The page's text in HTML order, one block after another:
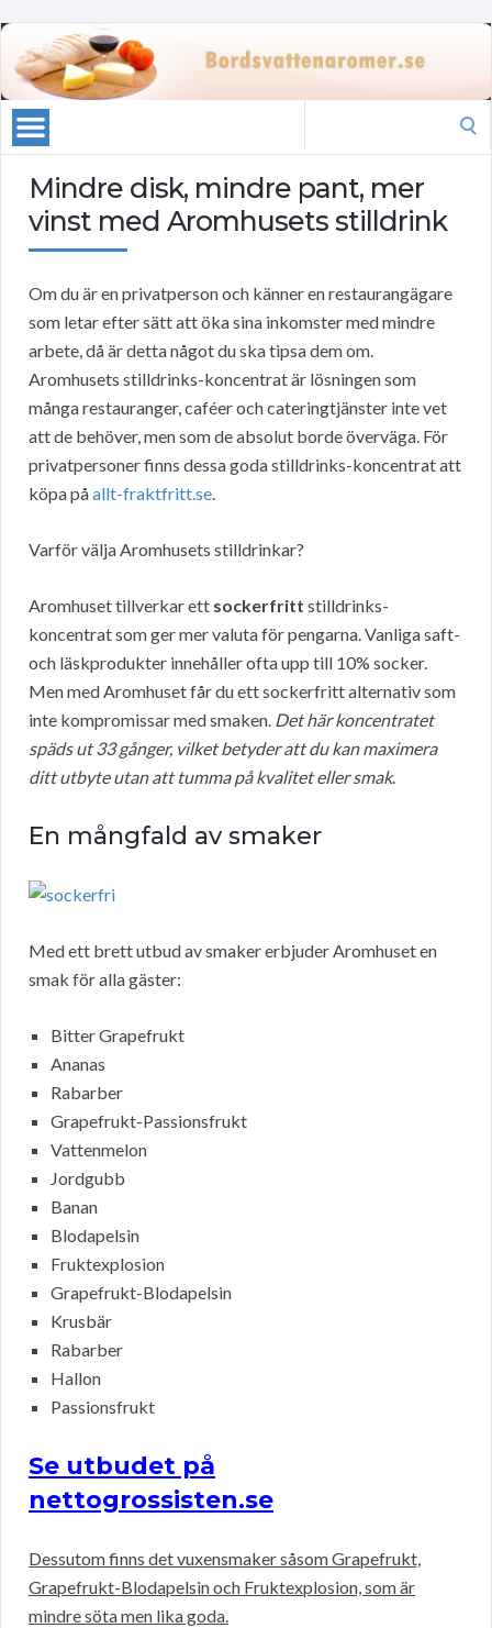
Mindre disk, mindre pant, mer
vinst med Aromhusets stilldrink
Om du är en privatperson och känner en restaurangägare
som letar efter sätt att öka sina inkomster med mindre
arbete, då är detta något du ska tipsa dem om.
Aromhusets stilldrinks-koncentrat är lösningen som
många restauranger, caféer och cateringtjänster inte vet
att de behöver, men som de absolut borde överväga. För
privatpersoner finns dessa goda stilldrinks-koncentrat att
köpa påallt-fraktfritt.se.
Varför välja Aromhusets stilldrinkar?
Aromhuset tillverkar ett sockerfritt stilldrinks-
koncentrat som ger mer valuta för pengarna. Vanliga saft-
och läskprodukter innehåller ofta upp till 10% socker.
Men med Aromhuset får du ett sockerfritt alternativ som
inte kompromissar med smaken. Det här koncentratet
späds ut 33 gånger, vilket betyder att du kan maximera
ditt utbyte utan att tumma på kvalitet eller smak.
En mångfald av smaker
Med ett brett utbud av smaker erbjuder Aromhuset en
smak för alla gäster:
Bitter Grapefrukt
Ananas
Rabarber
Grapefrukt-Passionsfrukt
Vattenmelon
Jordgubb
Banan
Blodapelsin
Fruktexplosion
Grapefrukt-Blodapelsin
Krusbär
Rabarber
Hallon
Passionsfrukt
Se utbudet på
nettogrossisten.se
Dessutom finns det vuxensmaker såsom Grapefrukt,
Grapefrukt-Blodapelsin och Fruktexplosion, som är
mindre söta men lika goda.